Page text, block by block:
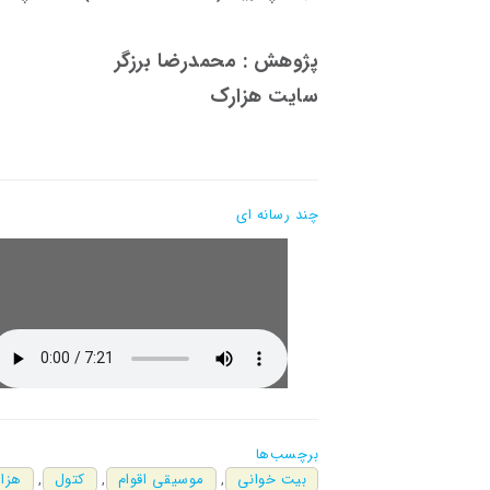
پژوهش : محمدرضا برزگر
سایت هزارک
چند رسانه ای
برچسب‌ها
بیت خوانی
, موسیقی اقوام , کتول ,